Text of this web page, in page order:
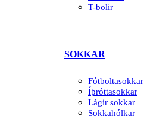
T-bolir
SOKKAR
Fótboltasokkar
Íþróttasokkar
Lágir sokkar
Sokkahólkar